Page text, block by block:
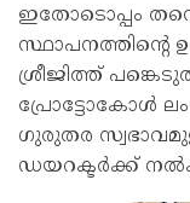
ഇതോടൊപ്പം
സ്ഥാപനത്തിൻ്റെ
ശ്രീജിത്ത്
പ്രോട്ടോകോൾ
ഗുരുതര
ഡയറക്ടർക്ക്